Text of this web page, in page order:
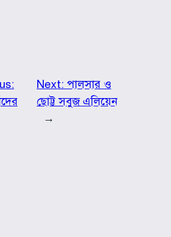
Next: পালসার ও
ছোট্ট সবুজ এলিয়েন
→